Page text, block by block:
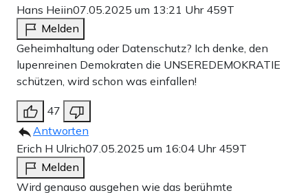
Hans Heiin07.05.2025 um 13:21 Uhr 459T
Melden
Geheimhaltung oder Datenschutz? Ich denke, den
lupenreinen Demokraten die UNSEREDEMOKRATIE
schützen, wird schon was einfallen!
47
Antworten
Erich H Ulrich07.05.2025 um 16:04 Uhr 459T
Melden
Wird genauso ausgehen wie das berühmte